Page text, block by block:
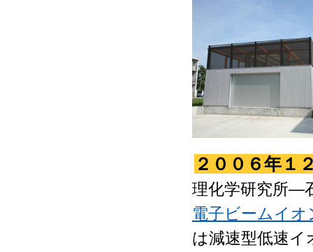
２００６年１
理化学研究所―
電子ビームイ
は減速型低速